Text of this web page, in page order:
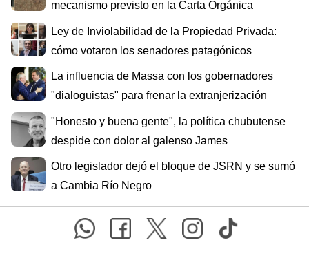
mecanismo previsto en la Carta Orgánica
Ley de Inviolabilidad de la Propiedad Privada:
cómo votaron los senadores patagónicos
La influencia de Massa con los gobernadores
"dialoguistas" para frenar la extranjerización
"Honesto y buena gente", la política chubutense
despide con dolor al galenso James
Otro legislador dejó el bloque de JSRN y se sumó
a Cambia Río Negro